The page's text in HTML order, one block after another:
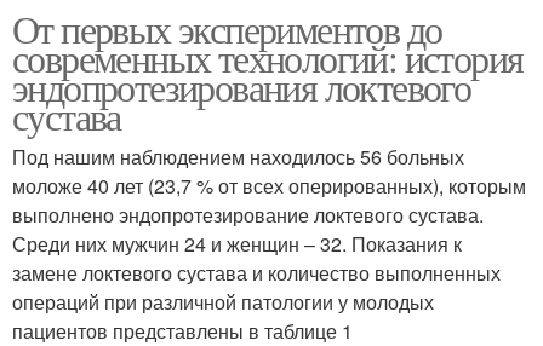
От первых экспериментов до
современных технологий: история
эндопротезирования локтевого
сустава
Под нашим наблюдением находилось 56 больных
моложе 40 лет (23,7 % от всех оперированных), которым
выполнено эндопротезирование локтевого сустава.
Среди них мужчин 24 и женщин – 32. Показания к
замене локтевого сустава и количество выполненных
операций при различной патологии у молодых
пациентов представлены в таблице 1